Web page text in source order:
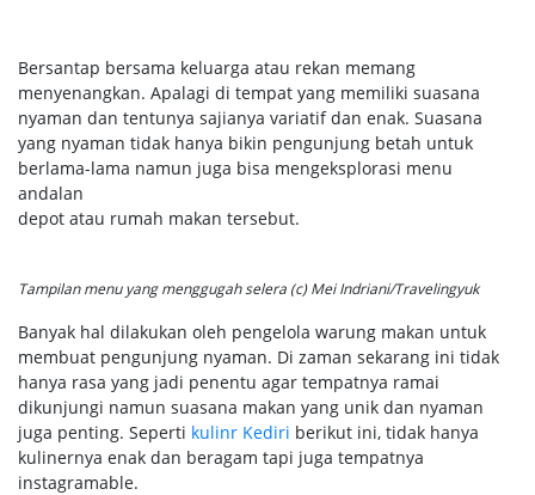
Bersantap bersama keluarga atau rekan memang
menyenangkan. Apalagi di tempat yang memiliki suasana
nyaman dan tentunya sajianya variatif dan enak. Suasana
yang nyaman tidak hanya bikin pengunjung betah untuk
berlama-lama namun juga bisa mengeksplorasi menu
andalan
depot atau rumah makan tersebut.
Tampilan menu yang menggugah selera (c) Mei Indriani/Travelingyuk
Banyak hal dilakukan oleh pengelola warung makan untuk
membuat pengunjung nyaman. Di zaman sekarang ini tidak
hanya rasa yang jadi penentu agar tempatnya ramai
dikunjungi namun suasana makan yang unik dan nyaman
juga penting. Seperti kulinr Kediri berikut ini, tidak hanya
kulinernya enak dan beragam tapi juga tempatnya
instagramable.